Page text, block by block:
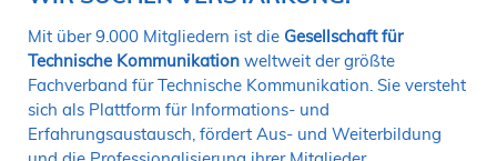
23.-24. September 2026
tekom-Jahrestagung 2026
10.-12. November, 2026 in Stuttgart
Mit über 9.000 Mitgliedern ist die Gesellschaft für
Technische Kommunikation weltweit der größte
Fachverband für Technische Kommunikation. Sie versteht
sich als Plattform für Informations- und
Erfahrungsaustausch, fördert Aus- und Weiterbildung